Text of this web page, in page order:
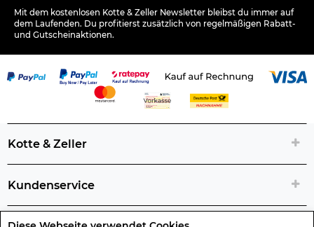
Mit dem kostenlosen Kotte & Zeller Newsletter bleibst du immer auf
dem Laufenden. Du profitierst zusätzlich von regelmäßigen Rabatt-
und Gutscheinaktionen.
Kotte & Zeller
Kundenservice